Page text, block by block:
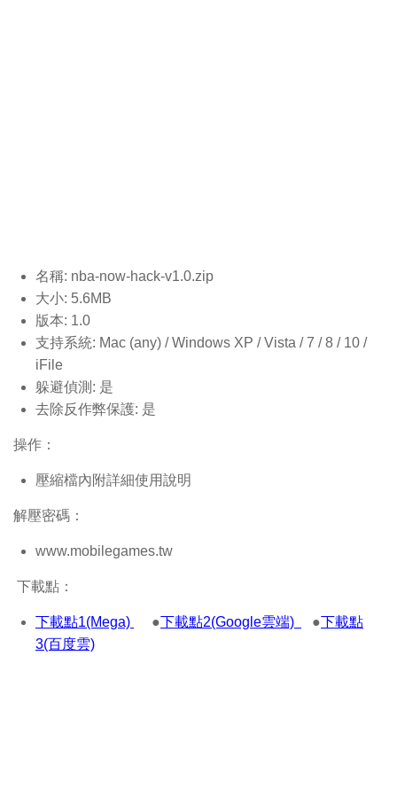
名稱: nba-now-hack-v1.0.zip
大小: 5.6MB
版本: 1.0
支持系統: Mac (any) / Windows XP / Vista / 7 / 8 / 10 /
iFile
躲避偵測: 是
去除反作弊保護: 是
操作：
壓縮檔內附詳細使用說明
解壓密碼：
www.mobilegames.tw
下載點：
下載點1(Mega) ●下載點2(Google雲端) ●下載點
3(百度雲)